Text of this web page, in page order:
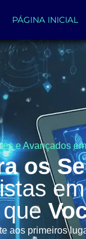
PÁGINA INICIAL
e Avançados
os
aos primeiros